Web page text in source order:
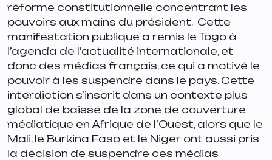
réforme constitutionnelle concentrant les
pouvoirs aux mains du président. Cette
manifestation publique a remis le Togo à
l’agenda de l’actualité internationale, et
donc des médias français, ce qui a motivé le
pouvoir à les suspendre dans le pays. Cette
interdiction s’inscrit dans un contexte plus
global de baisse de la zone de couverture
médiatique en Afrique de l’Ouest, alors que le
Mali, le Burkina Faso et le Niger ont aussi pris
la décision de suspendre ces médias